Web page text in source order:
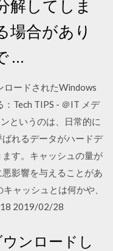
解してしま
場合があり
…
ロードされたWindows
Tech TIPS - ＠IT メデ
というのは、日常的に
れるデータがハードデ
す。キャッシュの量が
影響を与えることがあ
ャッシュとは何かや、
2019/02/28
ンロードし